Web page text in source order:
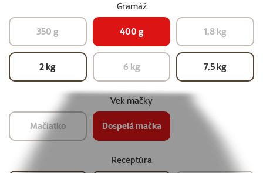
Gramáž
350 g 400 g 1,8 kg
2 kg 6 kg 7,5 kg
Vek mačky
Mačiatko Dospelá mačka
Receptúra